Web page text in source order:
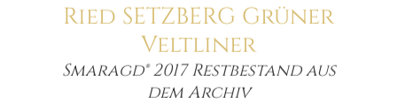
Ried SETZBERG Grüner
Veltliner
Smaragd® 2017 Restbestand aus
dem Archiv
Menge